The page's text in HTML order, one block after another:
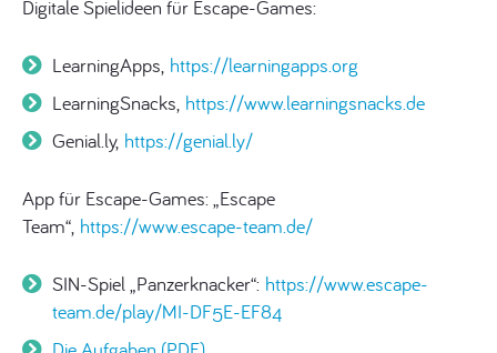
Digitale Spielideen für Escape-Games:
LearningApps, https://learningapps.org
LearningSnacks, https://www.learningsnacks.de
Genial.ly, https://genial.ly/
App für Escape-Games: „Escape
Team“, https://www.escape-team.de/
SIN-Spiel „Panzerknacker“: https://www.escape-
team.de/play/MI-DF5E-EF84